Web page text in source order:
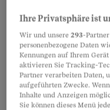
Teilen Anhören
Artikel
Wenn man vor
spricht man von
Ihre Privatsphäre ist
Wir und unsere293-
personenbezogene Daten
Kennungen auf Ihrem
aktivieren Sie Tracking-
Partner verarbeiten Daten,
aufgeführten Zwecke.
Inhalte und Anzeigen
Sie können dieses Menü